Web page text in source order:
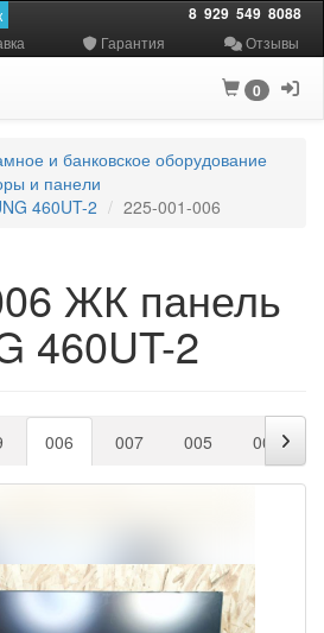
8 929 549 8088
Гарантия Отзывы
0
и банковское оборудование
и панели
460UT-2
225-001-006
ЖК панель
460UT-2
006 007 005 004